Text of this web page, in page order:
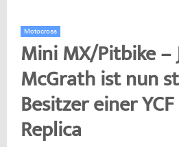
Motocross
Mini MX/Pitbike –
McGrath ist nun
Besitzer einer YCF
Replica